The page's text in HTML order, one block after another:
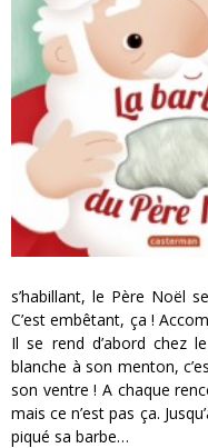
s’habillant, le Père Noël
C’est embêtant, ça !
Il se rend d’abord chez
blanche à son menton,
son ventre ! A chaque
mais ce n’est pas ça.
piqué sa barbe…